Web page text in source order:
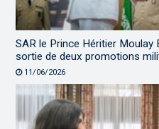
SAR le Prince Héritier Moulay
sortie de deux promotions
11/06/2026